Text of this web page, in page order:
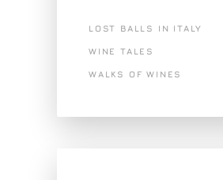
LOST BALLS IN ITALY
WINE TALES
WALKS OF WINES